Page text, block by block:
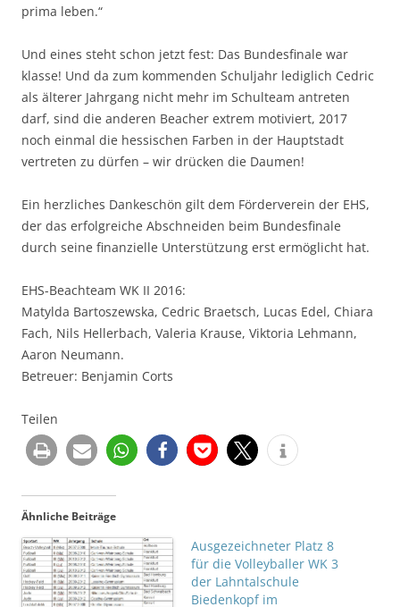
prima leben.“
Und eines steht schon jetzt fest: Das Bundesfinale war
klasse! Und da zum kommenden Schuljahr lediglich Cedric
als älterer Jahrgang nicht mehr im Schulteam antreten
darf, sind die anderen Beacher extrem motiviert, 2017
noch einmal die hessischen Farben in der Hauptstadt
vertreten zu dürfen – wir drücken die Daumen!
Ein herzliches Dankeschön gilt dem Förderverein der EHS,
der das erfolgreiche Abschneiden beim Bundesfinale
durch seine finanzielle Unterstützung erst ermöglicht hat.
EHS-Beachteam WK II 2016:
Matylda Bartoszewska, Cedric Braetsch, Lucas Edel, Chiara
Fach, Nils Hellerbach, Valeria Krause, Viktoria Lehmann,
Aaron Neumann.
Betreuer: Benjamin Corts
Teilen
Ähnliche Beiträge
Ausgezeichneter Platz 8
für die Volleyballer WK 3
der Lahntalschule
Biedenkopf im